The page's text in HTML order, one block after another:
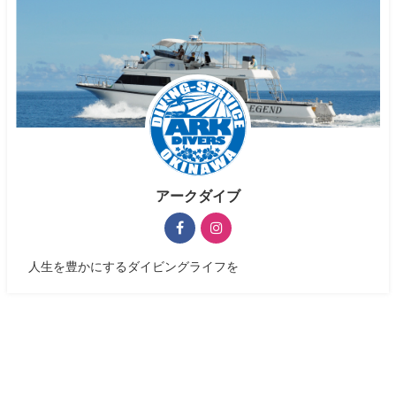
アークダイブ
人生を豊かにするダイビングライフを